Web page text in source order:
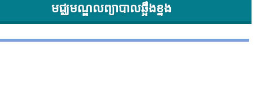
មជ្ឈមណ្ឌលព្យាបាលឆ្អឹងខ្នង